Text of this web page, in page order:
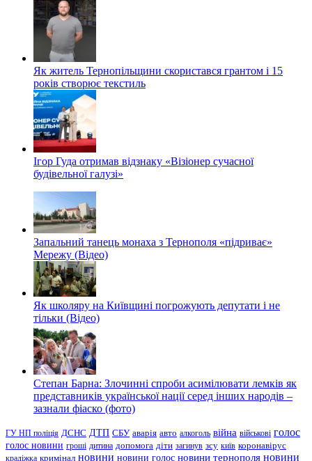
Як житель Тернопільщини скористався грантом і 15
років створює текстиль
Ігор Гуда отримав відзнаку «Візіонер сучасної
будівельної галузі»
Запальний танець монаха з Тернополя «підриває»
Мережу (Відео)
Як школяру на Київщині погрожують депутати і не
тільки (Відео)
Степан Барна: Злочинні спроби асимілювати лемків як
представників української нації серед інших народів –
зазнали фіаско (фото)
ГУ НП поліція ДСНС ДТП СБУ аварія авто алкоголь війна військові голос
голос новини гроші дитина допомога діти загинув зсу київ коронавірус
крадіжка кримінал новини новини голос новини тернополя новини